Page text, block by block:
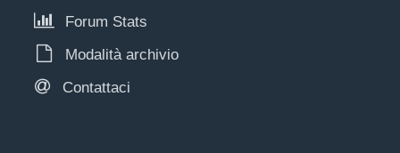
Forum Stats
Modalità archivio
Contattaci